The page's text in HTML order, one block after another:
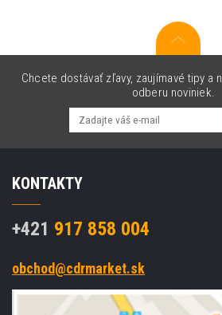
4G,
NFC,
QCS6490,
Android,
GMS
Chcete dostávať zľavy, zaujímavé tipy a
odberu noviniek.
KONTAKTY
+421 917 858 004
obchod@cdrmarket.sk